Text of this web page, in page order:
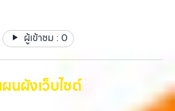
บซื้อแท็บเล็ต, หรือบริการอื่นๆ เกี่ยวกับสินค้า
บริการครบวงจร บริการของเรา เราให้บริการ
ต้องการขายอุปกรณ์ไอที ไม่ว่าจะเป็น: รับซื้อไอ
บริการประเมินสภาพเครื่อง ฟรี ปราบปราม
น โปร่งใส มั่นใจได้ และจ่ายเงินทันทีเมื่อตกลง
มีรอยบ้าง เพราะมูลค่าของเครื่องไม่ได้ขึ้นอยู่แค่
ความครบชุด และความสะดวกในการขายของ
ผู้เข้าชม : 0
นผังเว็บไซต์